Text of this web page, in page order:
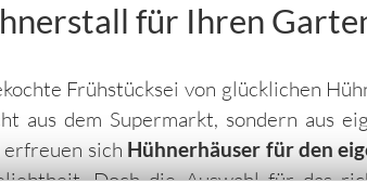
für Ihren
Frühstücksei von glücklichen
aus dem Supermarkt, sondern aus
sich Hühnerhäuser für den
Doch die Auswahl für das